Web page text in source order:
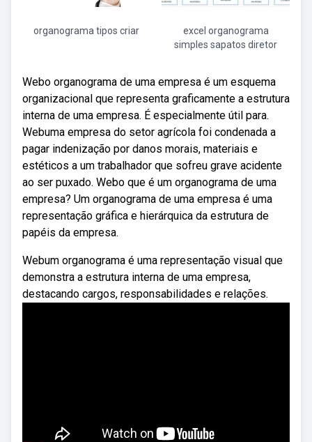
organograma tipos criar
excel organograma
simples sapatos diretor
Webo organograma de uma empresa é um esquema
organizacional que representa graficamente a estrutura
interna de uma empresa. É especialmente útil para.
Webuma empresa do setor agrícola foi condenada a
pagar indenização por danos morais, materiais e
estéticos a um trabalhador que sofreu grave acidente
ao ser puxado. Webo que é um organograma de uma
empresa? Um organograma de uma empresa é uma
representação gráfica e hierárquica da estrutura de
papéis da empresa.
Webum organograma é uma representação visual que
demonstra a estrutura interna de uma empresa,
destacando cargos, responsabilidades e relações.